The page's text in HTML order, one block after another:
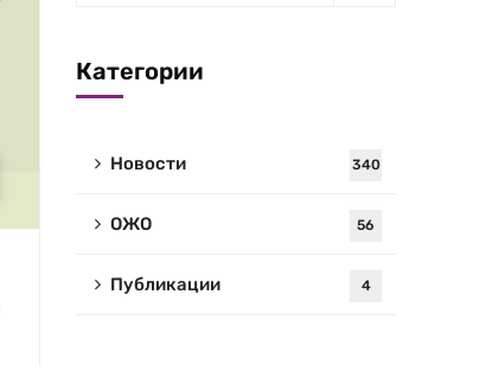
Категории
Новости 340
ОЖО 56
Публикации 4